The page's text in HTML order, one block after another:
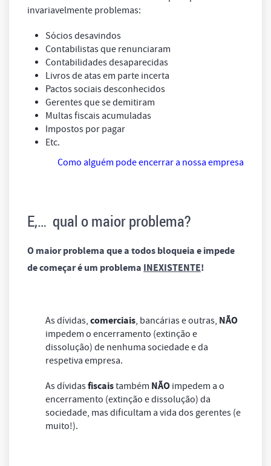
invariavelmente problemas:
Sócios desavindos
Contabilistas que renunciaram
Contabilidades desaparecidas
Livros de atas em parte incerta
Pactos sociais desconhecidos
Gerentes que se demitiram
Multas fiscais acumuladas
Impostos por pagar
Etc.
Como alguém pode encerrar a nossa empresa
E,… qual o maior problema?
O maior problema que a todos bloqueia e impede
decomeçaré um problemaINEXISTENTE!
As dívidas, comerciais, bancárias e outras, NÃO
impedem o encerramento (extinção e
dissolução) de nenhuma sociedade e da
respetiva empresa.
As dívidasfiscaistambém NÃO impedem a o
encerramento (extinção e dissolução) da
sociedade, mas dificultam a vida dos gerentes (e
muito!).